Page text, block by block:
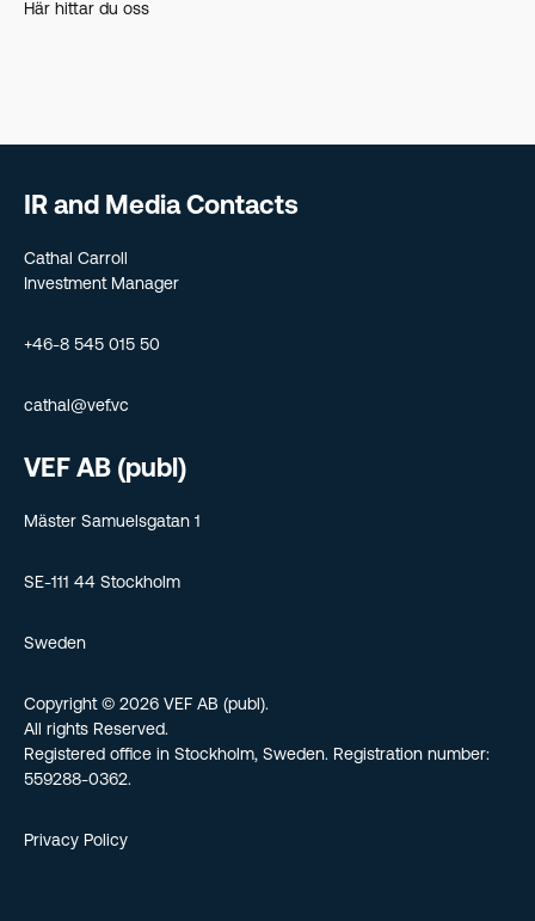
Här hittar du oss
IR and Media Contacts
Cathal Carroll
Investment Manager
+46-8 545 015 50
cathal@vef.vc
VEF AB (publ)
Mäster Samuelsgatan 1
SE-111 44 Stockholm
Sweden
Copyright © 2026 VEF AB (publ).
All rights Reserved.
Registered office in Stockholm, Sweden. Registration number:
559288-0362.
Privacy Policy